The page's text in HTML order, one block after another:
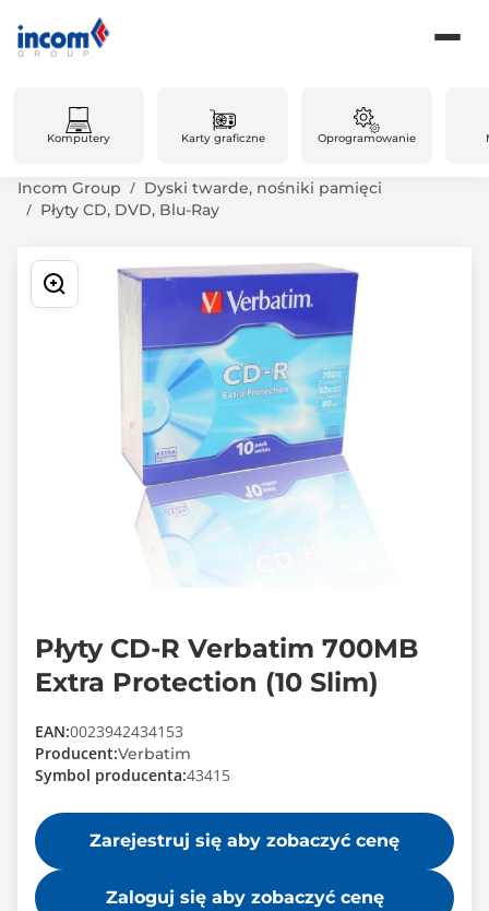
Komputery Karty graficzne Oprogramowanie
Incom Group
Dyski twarde, nośniki pamięci
Płyty CD, DVD, Blu-Ray
Płyty CD-R Verbatim 700MB
Extra Protection (10 Slim)
EAN:0023942434153
Producent:Verbatim
Symbol producenta:43415
Zarejestruj się aby zobaczyć cenę
Zaloguj się aby zobaczyć cenę